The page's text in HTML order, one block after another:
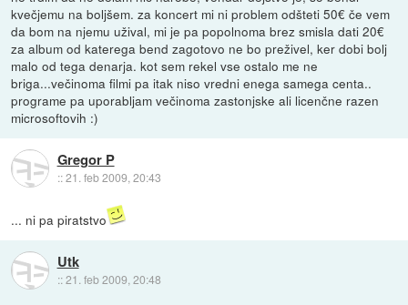
kvečjemu na boljšem. za koncert mi ni problem odšteti 50€ če vem
da bom na njemu užival, mi je pa popolnoma brez smisla dati 20€
za album od katerega bend zagotovo ne bo preživel, ker dobi bolj
malo od tega denarja. kot sem rekel vse ostalo me ne
briga...večinoma filmi pa itak niso vredni enega samega centa..
programe pa uporabljam večinoma zastonjske ali licenčne razen
microsoftovih :)
Gregor P
::21. feb 2009, 20:43
... ni pa piratstvo
Utk
::21. feb 2009, 20:48